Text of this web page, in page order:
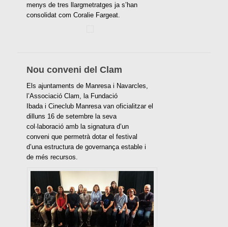
menys de tres llargmetratges ja s’han
consolidat com Coralie Fargeat.
Nou conveni del Clam
Els ajuntaments de Manresa i Navarcles,
l’Associació Clam, la Fundació
Ibada i Cineclub Manresa van oficialitzar el
dilluns 16 de setembre la seva
col·laboració amb la signatura d’un
conveni que permetrà dotar el festival
d’una estructura de governança estable i
de més recursos.